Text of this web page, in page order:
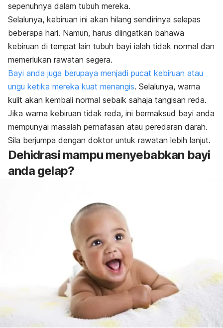
sepenuhnya dalam tubuh mereka.
Selalunya, kebiruan ini akan hilang sendirinya selepas
beberapa hari. Namun, harus diingatkan bahawa
kebiruan di tempat lain tubuh bayi ialah tidak normal dan
memerlukan rawatan segera.
Bayi anda juga berupaya menjadi pucat kebiruan atau
ungu ketika mereka kuat menangis. Selalunya, warna
kulit akan kembali normal sebaik sahaja tangisan reda.
Jika warna kebiruan tidak reda, ini bermaksud bayi anda
mempunyai masalah pernafasan atau peredaran darah.
Sila berjumpa dengan doktor untuk rawatan lebih lanjut.
Dehidrasi mampu menyebabkan bayi
anda gelap?